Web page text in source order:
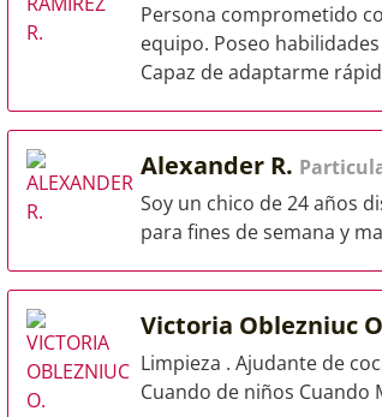
Persona comprometido
equipo. Poseo
Capaz de adaptarme
Alexander R.
Soy un chico de 24 años
para fines de semana y
Victoria Oblezniuc
Limpieza . Ajudante de
Cuando de niños Cuando